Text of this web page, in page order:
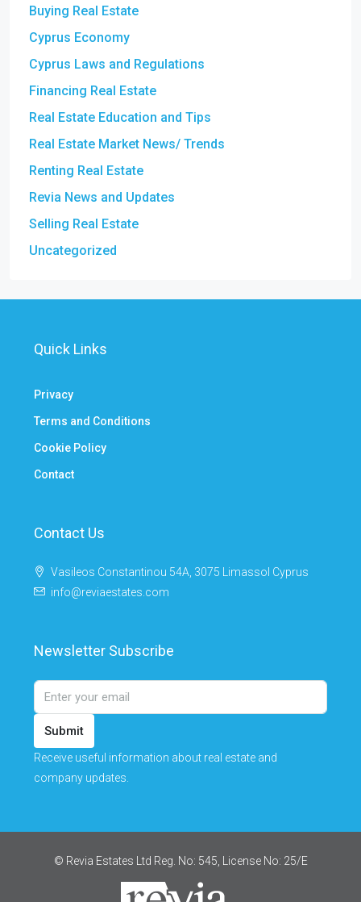
Buying Real Estate
Cyprus Economy
Cyprus Laws and Regulations
Financing Real Estate
Real Estate Education and Tips
Real Estate Market News/ Trends
Renting Real Estate
Revia News and Updates
Selling Real Estate
Uncategorized
Quick Links
Privacy
Terms and Conditions
Cookie Policy
Contact
Contact Us
Vasileos Constantinou 54A, 3075 Limassol Cyprus
info@reviaestates.com
Newsletter Subscribe
Submit
Receive useful information about real estate and
company updates.
© Revia Estates Ltd Reg. No: 545, License No: 25/Ε